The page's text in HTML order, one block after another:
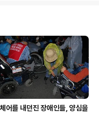
. 그들은 나를 매우 친밀한 이
가 금단의 선을 넘어 그들만의
어를 내던진 장애인들, 양심을